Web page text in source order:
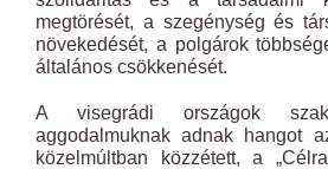
megtörését, a szegénység és
növekedését, a polgárok
általános csökkenését.
A visegrádi országok
aggodalmuknak adnak hangot
közelmúltban közzétett, a